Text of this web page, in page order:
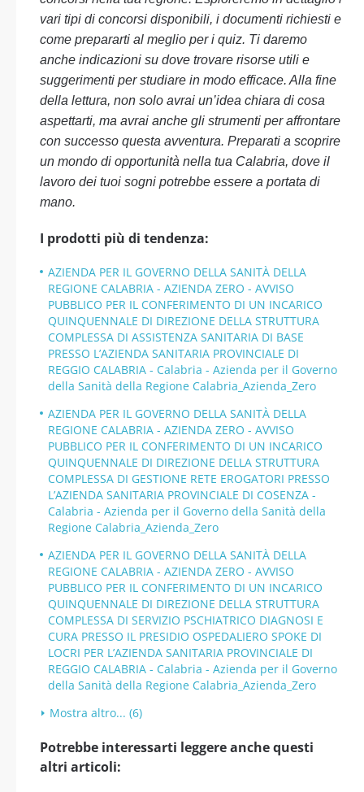
vari tipi di concorsi disponibili, i documenti richiesti e
come prepararti al meglio per i quiz. Ti daremo
anche indicazioni su dove trovare risorse utili e
suggerimenti per studiare in modo efficace. Alla fine
della lettura, non solo avrai un’idea chiara di cosa
aspettarti, ma avrai anche gli strumenti per affrontare
con successo questa avventura. Preparati a scoprire
un mondo di opportunità nella tua Calabria, dove il
lavoro dei tuoi sogni potrebbe essere a portata di
mano.
I prodotti più di tendenza:
AZIENDA PER IL GOVERNO DELLA SANITÀ DELLA
REGIONE CALABRIA - AZIENDA ZERO - AVVISO
PUBBLICO PER IL CONFERIMENTO DI UN INCARICO
QUINQUENNALE DI DIREZIONE DELLA STRUTTURA
COMPLESSA DI ASSISTENZA SANITARIA DI BASE
PRESSO L’AZIENDA SANITARIA PROVINCIALE DI
REGGIO CALABRIA - Calabria - Azienda per il Governo
della Sanità della Regione Calabria_Azienda_Zero
AZIENDA PER IL GOVERNO DELLA SANITÀ DELLA
REGIONE CALABRIA - AZIENDA ZERO - AVVISO
PUBBLICO PER IL CONFERIMENTO DI UN INCARICO
QUINQUENNALE DI DIREZIONE DELLA STRUTTURA
COMPLESSA DI GESTIONE RETE EROGATORI PRESSO
L’AZIENDA SANITARIA PROVINCIALE DI COSENZA -
Calabria - Azienda per il Governo della Sanità della
Regione Calabria_Azienda_Zero
AZIENDA PER IL GOVERNO DELLA SANITÀ DELLA
REGIONE CALABRIA - AZIENDA ZERO - AVVISO
PUBBLICO PER IL CONFERIMENTO DI UN INCARICO
QUINQUENNALE DI DIREZIONE DELLA STRUTTURA
COMPLESSA DI SERVIZIO PSCHIATRICO DIAGNOSI E
CURA PRESSO IL PRESIDIO OSPEDALIERO SPOKE DI
LOCRI PER L’AZIENDA SANITARIA PROVINCIALE DI
REGGIO CALABRIA - Calabria - Azienda per il Governo
della Sanità della Regione Calabria_Azienda_Zero
Mostra altro... (6)
Potrebbe interessarti leggere anche questi
altri articoli: